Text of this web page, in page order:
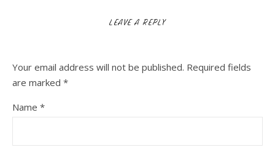
LEAVE A REPLY
Your email address will not be published. Required fields
are marked *
Name *